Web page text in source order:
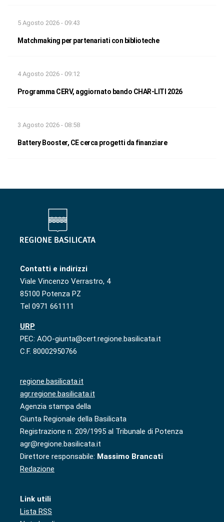
5 Agosto 2026 - 09:43
Matchmaking per partenariati con biblioteche
4 Agosto 2026 - 09:12
Programma CERV, aggiornato bando CHAR-LITI 2026
3 Agosto 2026 - 08:58
Battery Booster, CE cerca progetti da finanziare
Contatti e indirizzi
Viale Vincenzo Verrastro, 4
85100 Potenza PZ
Tel 0971 661111
URP
PEC: AOO-giunta@cert.regione.basilicata.it
C.F. 80002950766
regione.basilicata.it
agr.regione.basilicata.it
Agenzia stampa della
Giunta Regionale della Basilicata
Registrazione n. 209/1995 al Tribunale di Potenza
agr@regione.basilicata.it
Direttore responsabile: Massimo Brancati
Redazione
Link utili
Lista RSS